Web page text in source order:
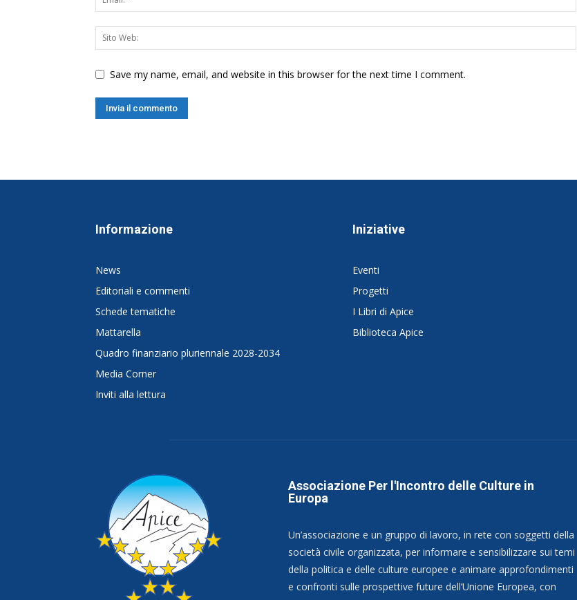
Save my name, email, and website in this browser for the next time I comment.
Informazione
News
Editoriali e commenti
Schede tematiche
Mattarella
Quadro finanziario pluriennale 2028-2034
Media Corner
Inviti alla lettura
Iniziative
Eventi
Progetti
I Libri di Apice
Biblioteca Apice
Associazione Per l'Incontro delle Culture in
Europa
Un’associazione e un gruppo di lavoro, in rete con soggetti della
società civile organizzata, per informare e sensibilizzare sui temi
della politica e delle culture europee e animare approfondimenti
e confronti sulle prospettive future dell’Unione Europea, con